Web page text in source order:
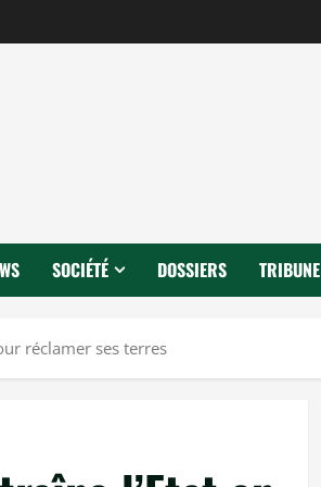
SOCIÉTÉ DOSSIERS TRIBUNE
réclamer ses terres